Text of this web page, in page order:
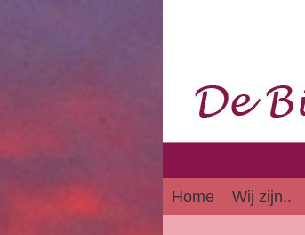
Home Wij zijn..